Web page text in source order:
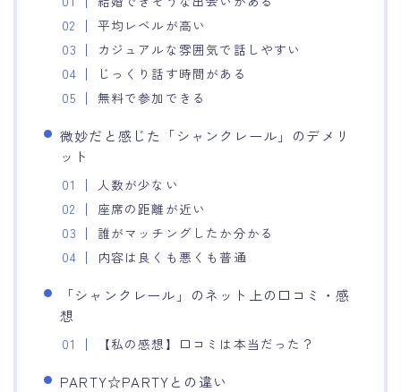
平均レベルが高い
カジュアルな雰囲気で話しやすい
じっくり話す時間がある
無料で参加できる
微妙だと感じた「シャンクレール」のデメリ
ット
人数が少ない
座席の距離が近い
誰がマッチングしたか分かる
内容は良くも悪くも普通
「シャンクレール」のネット上の口コミ・感
想
【私の感想】口コミは本当だった？
PARTY☆PARTYとの違い